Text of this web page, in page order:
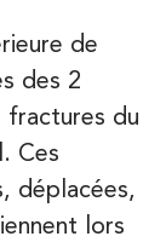
de
des 2
fractures du
Ces
déplacées,
lors